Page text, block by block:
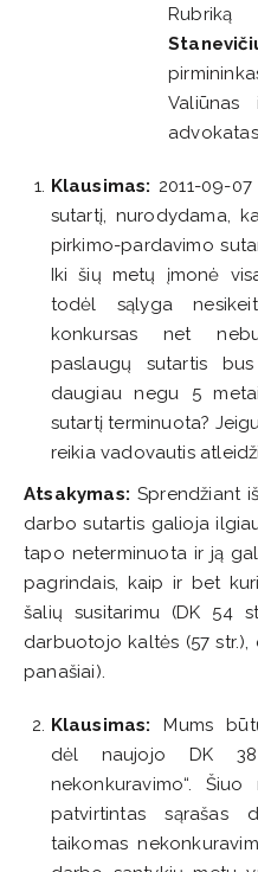
Valiūnas
advokatas.
Klausimas: 2011-09-
sutartį, nurodydama,
pirkimo-pardavimo
Iki šių metų įmonė
todėl sąlyga
konkursas net
paslaugų sutartis
daugiau negu 5
sutartį terminuota?
reikia vadovautis
Atsakymas: Sprendžiant
darbo sutartis galioja
tapo neterminuota ir ją
pagrindais, kaip ir bet
šalių susitarimu (DK 54
darbuotojo kaltės (57
panašiai).
Klausimas: Mums
dėl naujojo DK 38
nekonkuravimo“.
patvirtintas sąrašas
taikomas